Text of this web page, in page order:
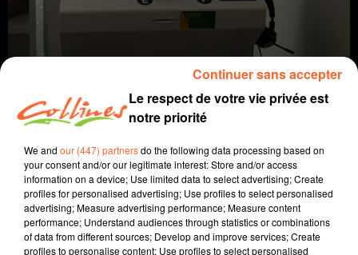
info
26 février 2024 - 12 min 12 sec
JOURNAL DU LUNDI 26 FÉVRIER (MIDI)
Fabien Gazeau
Le respect de votre vie privée est
notre priorité
We and our (447) partnersdo the following data processing based on
your consent and/or our legitimate interest: Store and/or access
information on a device; Use limited data to select advertising; Create
profiles for personalised advertising; Use profiles to select personalised
advertising; Measure advertising performance; Measure content
performance; Understand audiences through statistics or combinations
of data from different sources; Develop and improve services; Create
profiles to personalise content; Use profiles to select personalised
Continuer sans accepter